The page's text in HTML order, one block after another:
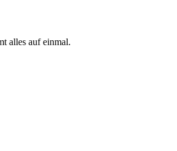
alles auf einmal.